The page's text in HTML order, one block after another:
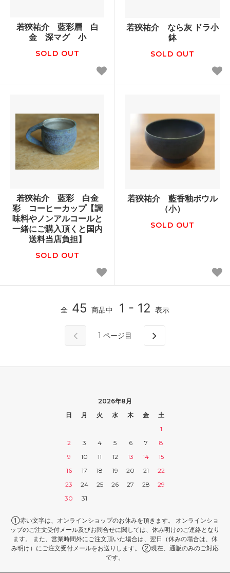
若狹祐介 藍彩層 白
金 深マグ 小
SOLD OUT
若狹祐介 なら灰 ドラ小
鉢
SOLD OUT
若狹祐介 藍彩 白金
彩 コーヒーカップ【調
味料やノンアルコールと
一緒にご購入頂くと国内
送料当店負担】
SOLD OUT
若狹祐介 藍香釉ボウル
（小）
SOLD OUT
全 45 商品中 1 - 12 表示
1 ページ目
2026年8月
日
月 火 水 木 金
土
1
2
3 4 5 6 7
8
9
10 11 12 13 14
15
16
17 18 19 20 21
22
23
24 25 26 27 28
29
30
31
①赤い文字は、オンラインショップのお休みを頂きます。 オンラインショ
ップのご注文受付メール及びお問合せに関しては、休み明けのご連絡となり
ます。 また、営業時間外にご注文頂いた場合は、翌日（休みの場合は、休
み明け）にご注文受付メールをお送りします。 ②現在、通販のみのご対応
です。